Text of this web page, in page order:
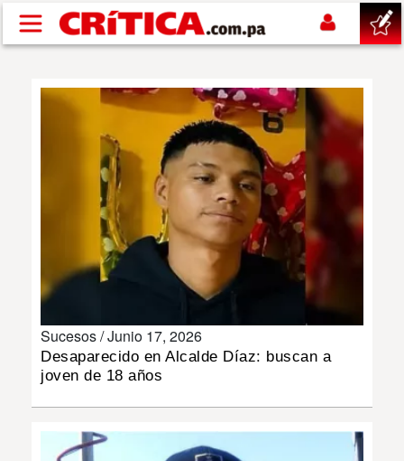
Pasar al contenido principal
SHOW
DEPORTES
MUNDO
Sucesos /Junio 17, 2026
Desaparecido en Alcalde Díaz: buscan a
joven de 18 años